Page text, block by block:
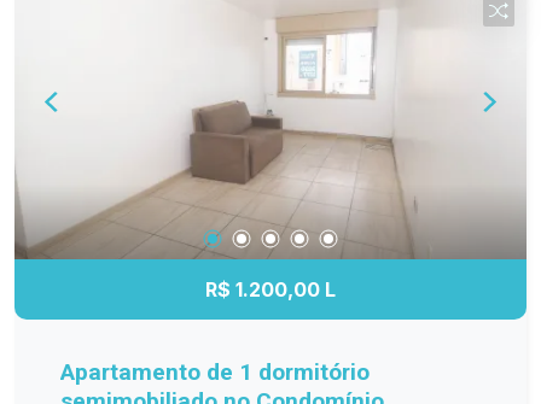
R$ 1.200,00 L
Apartamento de 1 dormitório